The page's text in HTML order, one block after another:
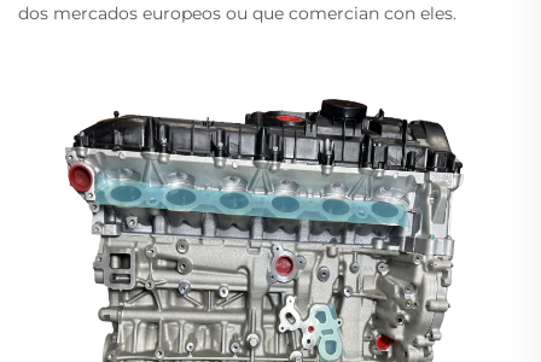
dos mercados europeos ou que comercian con eles.